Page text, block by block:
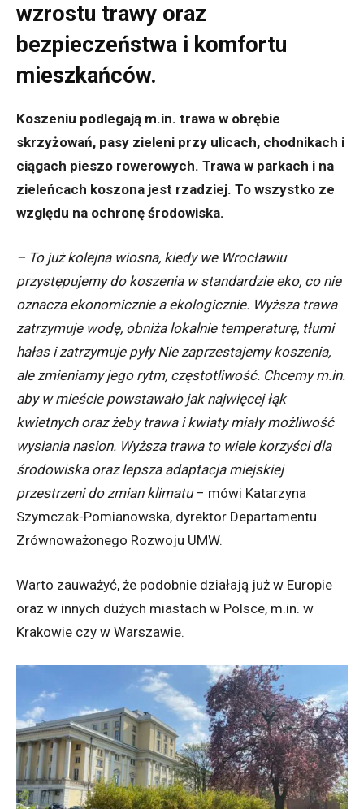
wzrostu trawy oraz
bezpieczeństwa i komfortu
mieszkańców.
Koszeniu podlegają m.in. trawa w obrębie
skrzyżowań, pasy zieleni przy ulicach, chodnikach i
ciągach pieszo rowerowych. Trawa w parkach i na
zieleńcach koszona jest rzadziej. To wszystko ze
względu na ochronę środowiska.
– To już kolejna wiosna, kiedy we Wrocławiu
przystępujemy do koszenia w standardzie eko, co nie
oznacza ekonomicznie a ekologicznie. Wyższa trawa
zatrzymuje wodę, obniża lokalnie temperaturę, tłumi
hałas i zatrzymuje pyły Nie zaprzestajemy koszenia,
ale zmieniamy jego rytm, częstotliwość. Chcemy m.in.
aby w mieście powstawało jak najwięcej łąk
kwietnych oraz żeby trawa i kwiaty miały możliwość
wysiania nasion. Wyższa trawa to wiele korzyści dla
środowiska oraz lepsza adaptacja miejskiej
przestrzeni do zmian klimatu– mówi Katarzyna
Szymczak-Pomianowska, dyrektor Departamentu
Zrównoważonego Rozwoju UMW.
Warto zauważyć, że podobnie działają już w Europie
oraz w innych dużych miastach w Polsce, m.in. w
Krakowie czy w Warszawie.